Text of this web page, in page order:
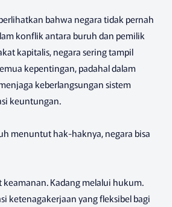
bahwa negara tidak pernah
konflik antara buruh dan pemilik
kapitalis, negara sering tampil
kepentingan, padahal dalam
keberlangsungan sistem
keuntungan.
menuntut hak-haknya, negara bisa
keamanan. Kadang melalui hukum.
ketenagakerjaan yang fleksibel bagi